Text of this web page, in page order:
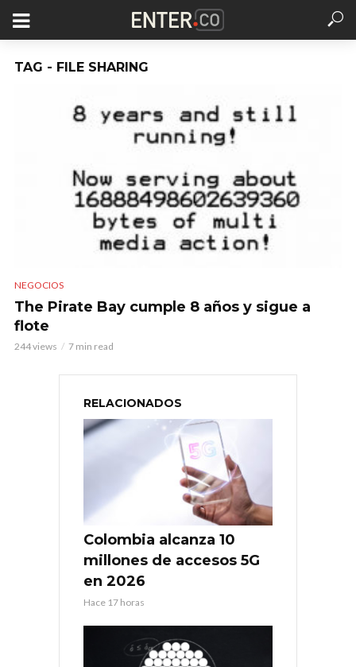
TAG - FILE SHARING
NEGOCIOS
The Pirate Bay cumple 8 años y sigue a
flote
244 views 7 min read
RELACIONADOS
Colombia alcanza 10
millones de accesos 5G
en 2026
Hace 17 horas